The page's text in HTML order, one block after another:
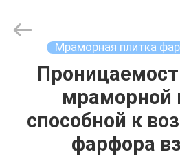
ДОМОЙ
ПРОДУКТЫ
CERAMICS
CO.,LTD..
Мраморная плитка
мраморной
способной к
фарфора